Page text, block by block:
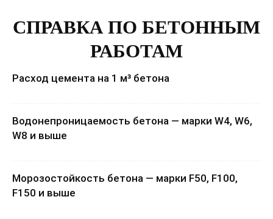
СПРАВКА ПО БЕТОННЫМ
РАБОТАМ
Расход цемента на 1 м³ бетона
Водонепроницаемость бетона — марки W4, W6,
W8 и выше
Морозостойкость бетона — марки F50, F100,
F150 и выше